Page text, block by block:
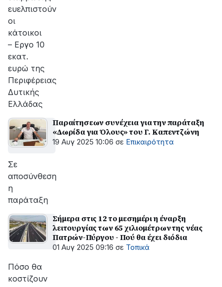
ευελπιστούν
οι
κάτοικοι
– Εργο 10
εκατ.
ευρώ της
Περιφέρειας
Δυτικής
Ελλάδας
Παραίτησεων συνέχεια για την παράταξη
«Δωρίδα για Όλους» του Γ. Καπεντζώνη
19 Αυγ 2025 10:06 σε Επικαιρότητα
Σε
αποσύνθεση
η
παράταξη
Σήμερα στις 12 το μεσημέρι η έναρξη
λειτουργίας των 65 χιλιομέτρων της νέας
Πατρών-Πύργου - Πού θα έχει διόδια
01 Αυγ 2025 09:16 σε Τοπικά
Πόσο θα
κοστίζουν